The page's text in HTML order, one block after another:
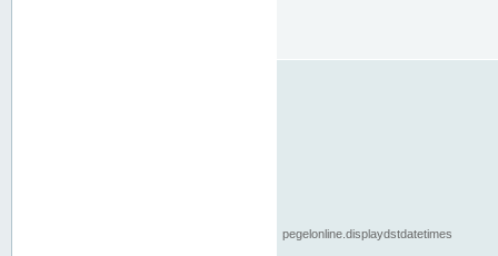
pegelonline.displaydstdatetimes